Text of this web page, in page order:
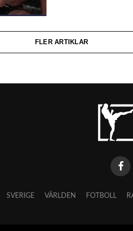
FLER ARTIKLAR
SVERIGE VÄRLDEN FOTBOLL